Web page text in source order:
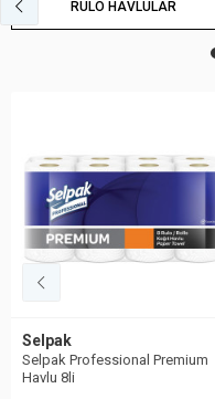
RULO HAVLULAR
Selpak
Selpak Professional Premium
Havlu 8li